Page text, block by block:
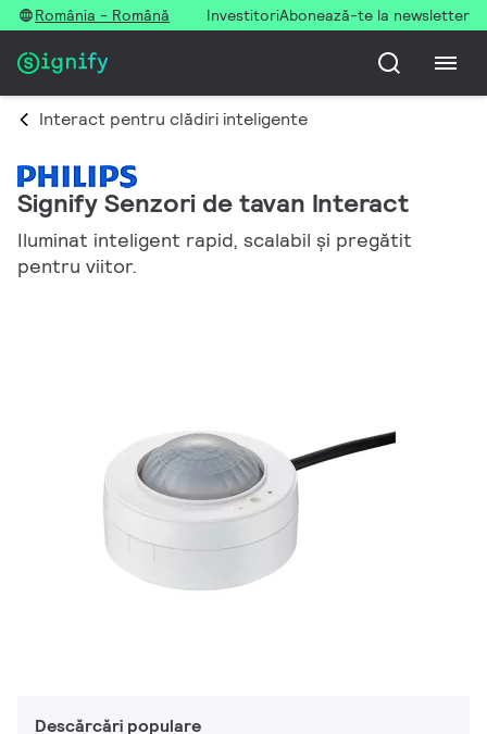
România - Română InvestitoriAbonează-te la newsletter
Interact pentru clădiri inteligente
Signify Senzori de tavan Interact
Iluminat inteligent rapid, scalabil și pregătit
pentru viitor.
Descărcări populare